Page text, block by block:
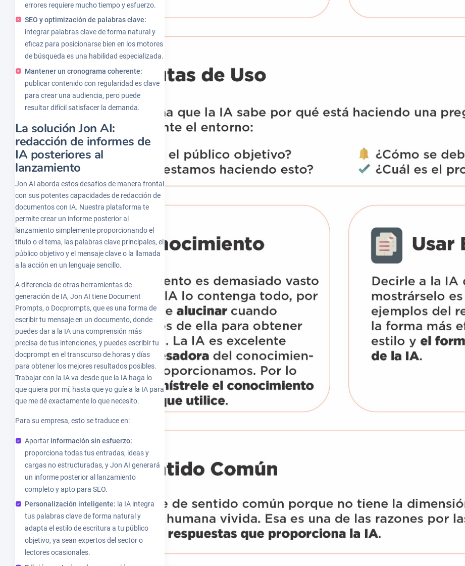
errores requiere mucho tiempo y esfuerzo.
SEO y optimización de palabras clave:
integrar palabras clave de forma natural y
eficaz para posicionarse bien en los motores
de búsqueda es una habilidad especializada.
Mantener un cronograma coherente:
publicar contenido con regularidad es clave
para crear una audiencia, pero puede
resultar difícil satisfacer la demanda.
La solución Jon AI:
redacción de informes de
IA posteriores al
lanzamiento
Jon AI aborda estos desafíos de manera frontal
con sus potentes capacidades de redacción de
documentos con IA. Nuestra plataforma te
permite crear un informe posterior al
lanzamiento simplemente proporcionando el
título o el tema, las palabras clave principales, el
público objetivo y el mensaje clave o la llamada
a la acción en un lenguaje sencillo.
A diferencia de otras herramientas de
generación de IA, Jon AI tiene Document
Prompts, o Docprompts, que es una forma de
escribir tu mensaje en un documento, donde
puedes dar a la IA una comprensión más
precisa de tus intenciones, y puedes escribir tu
docprompt en el transcurso de horas y días
para obtener los mejores resultados posibles.
Trabajar con la IA va desde que la IA haga lo
que quiera por mí, hasta que yo guíe a la IA para
que me dé exactamente lo que necesito.
Para su empresa, esto se traduce en:
Aportar información sin esfuerzo:
proporciona todas tus entradas, ideas y
cargas no estructuradas, y Jon AI generará
un informe posterior al lanzamiento
completo y apto para SEO.
Personalización inteligente: la IA integra
tus palabras clave de forma natural y
adapta el estilo de escritura a tu público
objetivo, ya sean expertos del sector o
lectores ocasionales.